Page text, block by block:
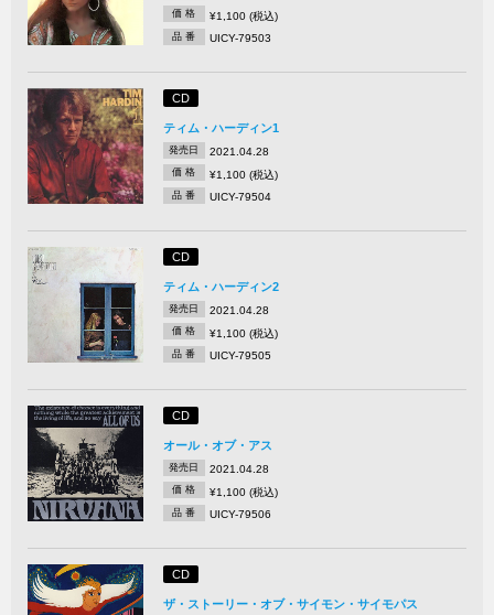
価 格 ¥1,100 (税込)
品 番 UICY-79503
CD
ティム・ハーディン1
発売日 2021.04.28
価 格 ¥1,100 (税込)
品 番 UICY-79504
CD
ティム・ハーディン2
発売日 2021.04.28
価 格 ¥1,100 (税込)
品 番 UICY-79505
CD
オール・オブ・アス
発売日 2021.04.28
価 格 ¥1,100 (税込)
品 番 UICY-79506
CD
ザ・ストーリー・オブ・サイモン・サイモパス